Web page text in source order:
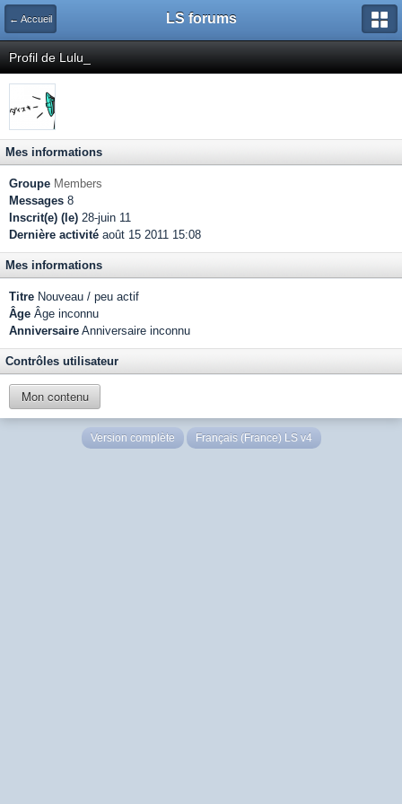
← Accueil LS forums
Profil de Lulu_
Mes informations
Groupe Members
Messages 8
Inscrit(e) (le) 28-juin 11
Dernière activité août 15 2011 15:08
Mes informations
Titre Nouveau / peu actif
Âge Âge inconnu
Anniversaire Anniversaire inconnu
Contrôles utilisateur
Mon contenu
Version complète Français (France) LS v4